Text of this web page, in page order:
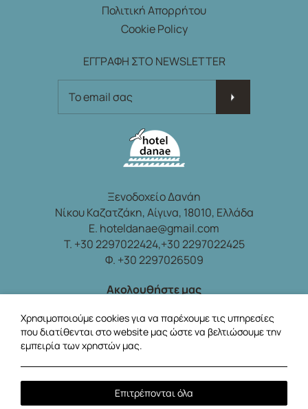
Πολιτική Απορρήτου
Cookie Policy
ΕΓΓΡΑΦΗ ΣΤΟ NEWSLETTER
Ξενοδοχείο Δανάη
Νίκου Καζατζάκη, Αίγινα, 18010, Ελλάδα
E. hoteldanae@gmail.com
T. +30 2297022424,+30 2297022425
Φ. +30 2297026509
Ακολουθήστε μας
Τοπική ώρα:15:08
Χρησιμοποιούμε cookies για να παρέχουμε τις υπηρεσίες
που διατίθενται στο website μας ώστε να βελτιώσουμε την
εμπειρία των χρηστών μας.
Επιτρέπονται όλα